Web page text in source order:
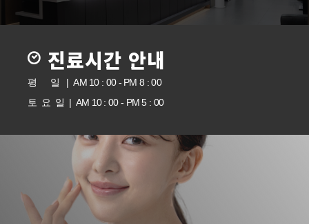
진료시간 안내
평 일 | AM 10 : 00 - PM 8 : 00
토 요 일 | AM 10 : 00 - PM 5 : 00